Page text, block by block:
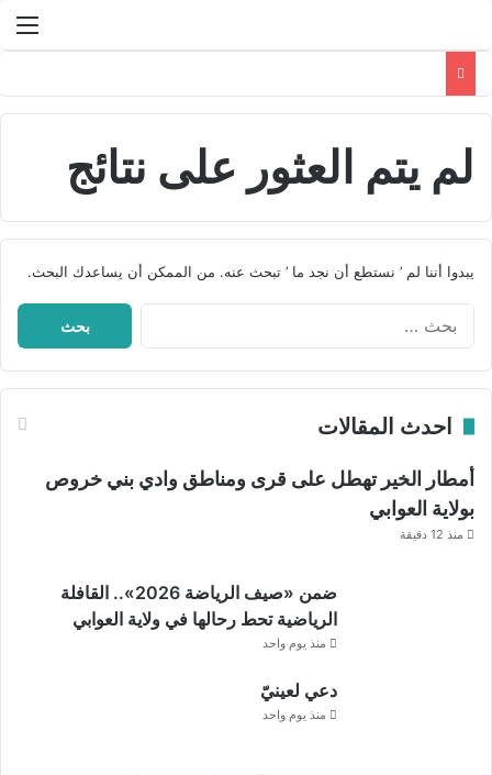
لم يتم العثور على نتائج
يبدوا أننا لم ’ نستطع أن نجد ما ’ تبحث عنه. من الممكن أن يساعدك البحث.
احدث المقالات
أمطار الخير تهطل على قرى ومناطق وادي بني خروص
بولاية العوابي
منذ 12 دقيقة
ضمن «صيف الرياضة 2026».. القافلة
الرياضية تحط رحالها في ولاية العوابي
منذ يوم واحد
دعي لعينيّ
منذ يوم واحد